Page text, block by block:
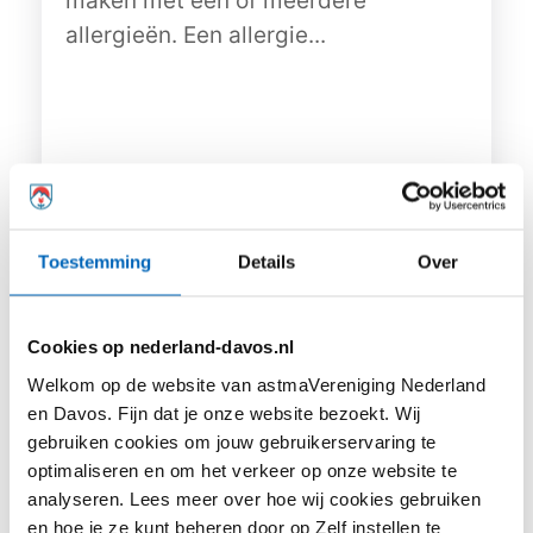
Toestemming Details Over
Cookies op nederland-davos.nl
Welkom op de website van astmaVereniging Nederland
en Davos. Fijn dat je onze website bezoekt. Wij
gebruiken cookies om jouw gebruikerservaring te
optimaliseren en om het verkeer op onze website te
analyseren. Lees meer over hoe wij cookies gebruiken
en hoe je ze kunt beheren door op Zelf instellen te
allergieën. Een allergie...
Hoe kom je een hittegolf door als je astma